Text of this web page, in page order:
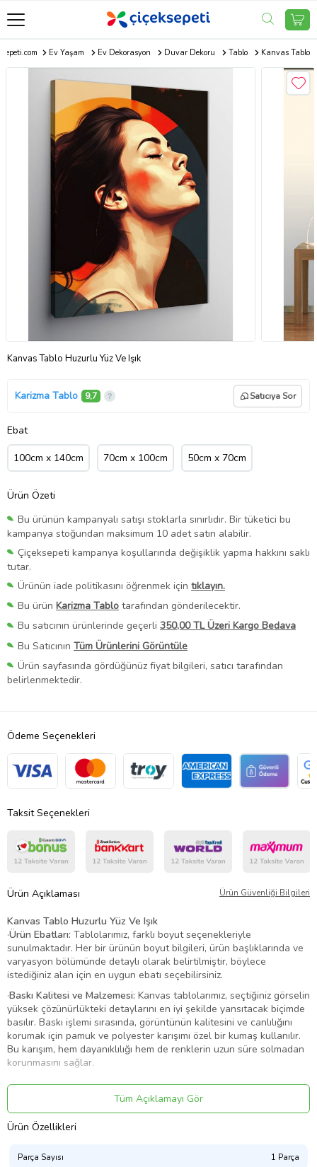
Ev Yaşam Ev Dekorasyon Duvar Dekoru Tablo Kanvas Tablo
Kanvas Tablo Huzurlu Yüz Ve Işık
Karizma Tablo 9,7 Satıcıya Sor
Ebat
100cm x 140cm 70cm x 100cm 50cm x 70cm
Ürün Özeti
Bu ürünün kampanyalı satışı stoklarla sınırlıdır. Bir tüketici bu
kampanya stoğundan maksimum 10 adet satın alabilir.
Çiçeksepeti kampanya koşullarında değişiklik yapma hakkını saklı
tutar.
Ürünün iade politikasını öğrenmek için tıklayın.
Bu ürün Karizma Tablo tarafından gönderilecektir.
Bu satıcının ürünlerinde geçerli 350,00 TL Üzeri Kargo Bedava
Bu Satıcının Tüm Ürünlerini Görüntüle
Ürün sayfasında gördüğünüz fiyat bilgileri, satıcı tarafından
belirlenmektedir.
Ödeme Seçenekleri
Taksit Seçenekleri
Ürün Açıklaması Ürün Güvenliği Bilgileri
Kanvas Tablo Huzurlu Yüz Ve Işık
·Ürün Ebatları: Tablolarımız, farklı boyut seçenekleriyle
sunulmaktadır. Her bir ürünün boyut bilgileri, ürün başlıklarında ve
varyasyon bölümünde detaylı olarak belirtilmiştir, böylece
istediğiniz alan için en uygun ebatı seçebilirsiniz.
·Baskı Kalitesi ve Malzemesi: Kanvas tablolarımız, seçtiğiniz görselin
yüksek çözünürlükteki detaylarını en iyi şekilde yansıtacak biçimde
basılır. Baskı işlemi sırasında, görüntünün kalitesini ve canlılığını
korumak için pamuk ve polyester karışımı özel bir kumaş kullanılır.
Bu karışım, hem dayanıklılığı hem de renklerin uzun süre solmadan
korunmasını sağlar.
·Şase ve Yapı Dayanıklılığı:Tablolarımızda, 3 cm kalınlığında,
sağlam ve sert bir şase (çerçeve) kullanılmaktadır. Bu özel şase
yapısı, zamanla eğilme, bükülme veya sarkma gibi istenmeyen
deformasyonları engeller. Ayrıca, görsel baskı, kasnağın dört
etkileyici ve sanatsal bir duruş sergiler.
Tüm Açıklamayı Gör
Ürün Özellikleri
Parça Sayısı 1 Parça